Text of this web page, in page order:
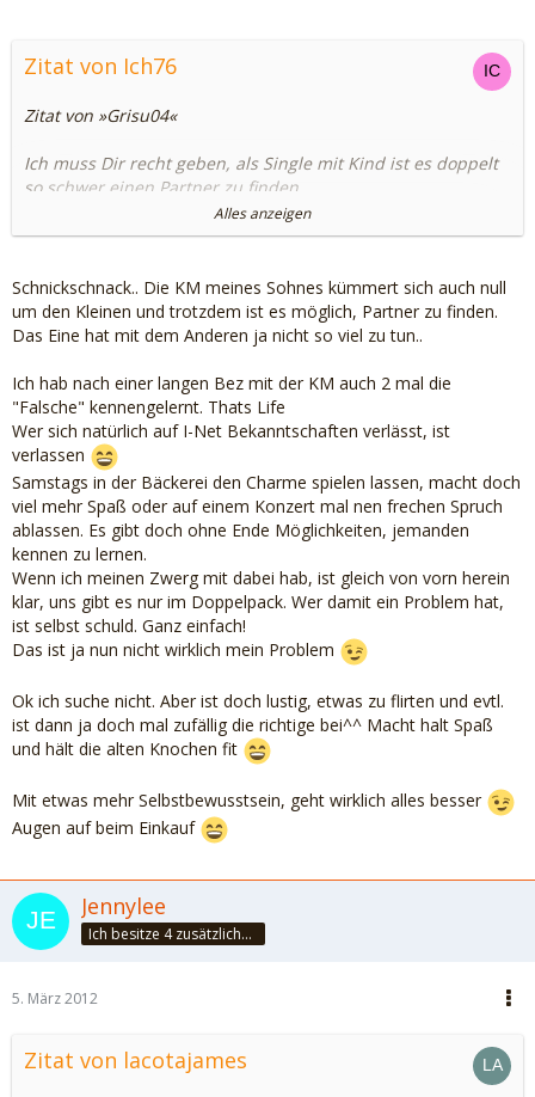
Zitat von Ich76
Zitat von »Grisu04«
Ich muss Dir recht geben, als Single mit Kind ist es doppelt
so schwer einen Partner zu finden.
Schließlich hat man nicht rund um die Uhr jemanden fürs
Kind und auf dem EX-Partner muss man sich auch verlassen
Und ich hätte nicht mal meinen Ex, der auf unsere Tochter
auf paßt...der besucht sie hier nur, es gibt keine Papa-
Wochenenden. Somit wird das bei mir alles noch mal gleich
viel mehr komplizierter.
Alles anzeigen
Schnickschnack.. Die KM meines Sohnes kümmert sich auch null
um den Kleinen und trotzdem ist es möglich, Partner zu finden.
Das Eine hat mit dem Anderen ja nicht so viel zu tun..
Ich hab nach einer langen Bez mit der KM auch 2 mal die
"Falsche" kennengelernt. Thats Life
Wer sich natürlich auf I-Net Bekanntschaften verlässt, ist
verlassen
Samstags in der Bäckerei den Charme spielen lassen, macht doch
viel mehr Spaß oder auf einem Konzert mal nen frechen Spruch
ablassen. Es gibt doch ohne Ende Möglichkeiten, jemanden
kennen zu lernen.
Wenn ich meinen Zwerg mit dabei hab, ist gleich von vorn herein
klar, uns gibt es nur im Doppelpack. Wer damit ein Problem hat,
ist selbst schuld. Ganz einfach!
Das ist ja nun nicht wirklich mein Problem
Ok ich suche nicht. Aber ist doch lustig, etwas zu flirten und evtl.
ist dann ja doch mal zufällig die richtige bei^^ Macht halt Spaß
und hält die alten Knochen fit
Mit etwas mehr Selbstbewusstsein, geht wirklich alles besser
Augen auf beim Einkauf
Jennylee
Ich besitze 4 zusätzliche Sinne: Unsinn, Blödsinn, Schwachsinn & Wahnsinn
5. März 2012
Zitat von lacotajames